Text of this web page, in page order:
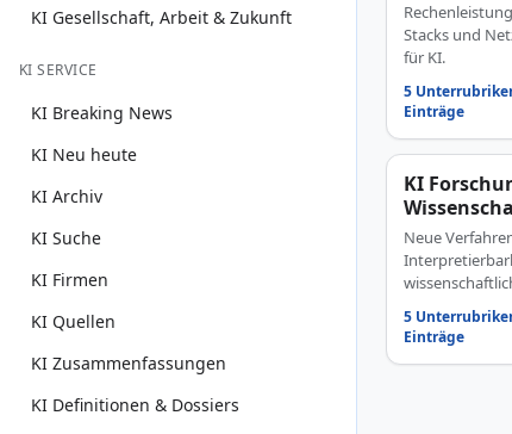
KI Gesellschaft, Arbeit & Zukunft
KI SERVICE
KI Breaking News
KI Neu heute
KI Archiv
KI Suche
KI Firmen
KI Quellen
KI Zusammenfassungen
KI Definitionen & Dossiers
Stacks und
für KI.
5
Einträge
KI
Neue
5
Einträge